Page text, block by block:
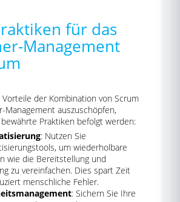
für das
Management
der Kombination von Scrum
Management auszuschöpfen,
Praktiken befolgt werden:
: Nutzen Sie
um wiederholbare
wie die Bereitstellung und
zu vereinfachen. Dies spart Zeit
menschliche Fehler.
: Sichern Sie Ihre